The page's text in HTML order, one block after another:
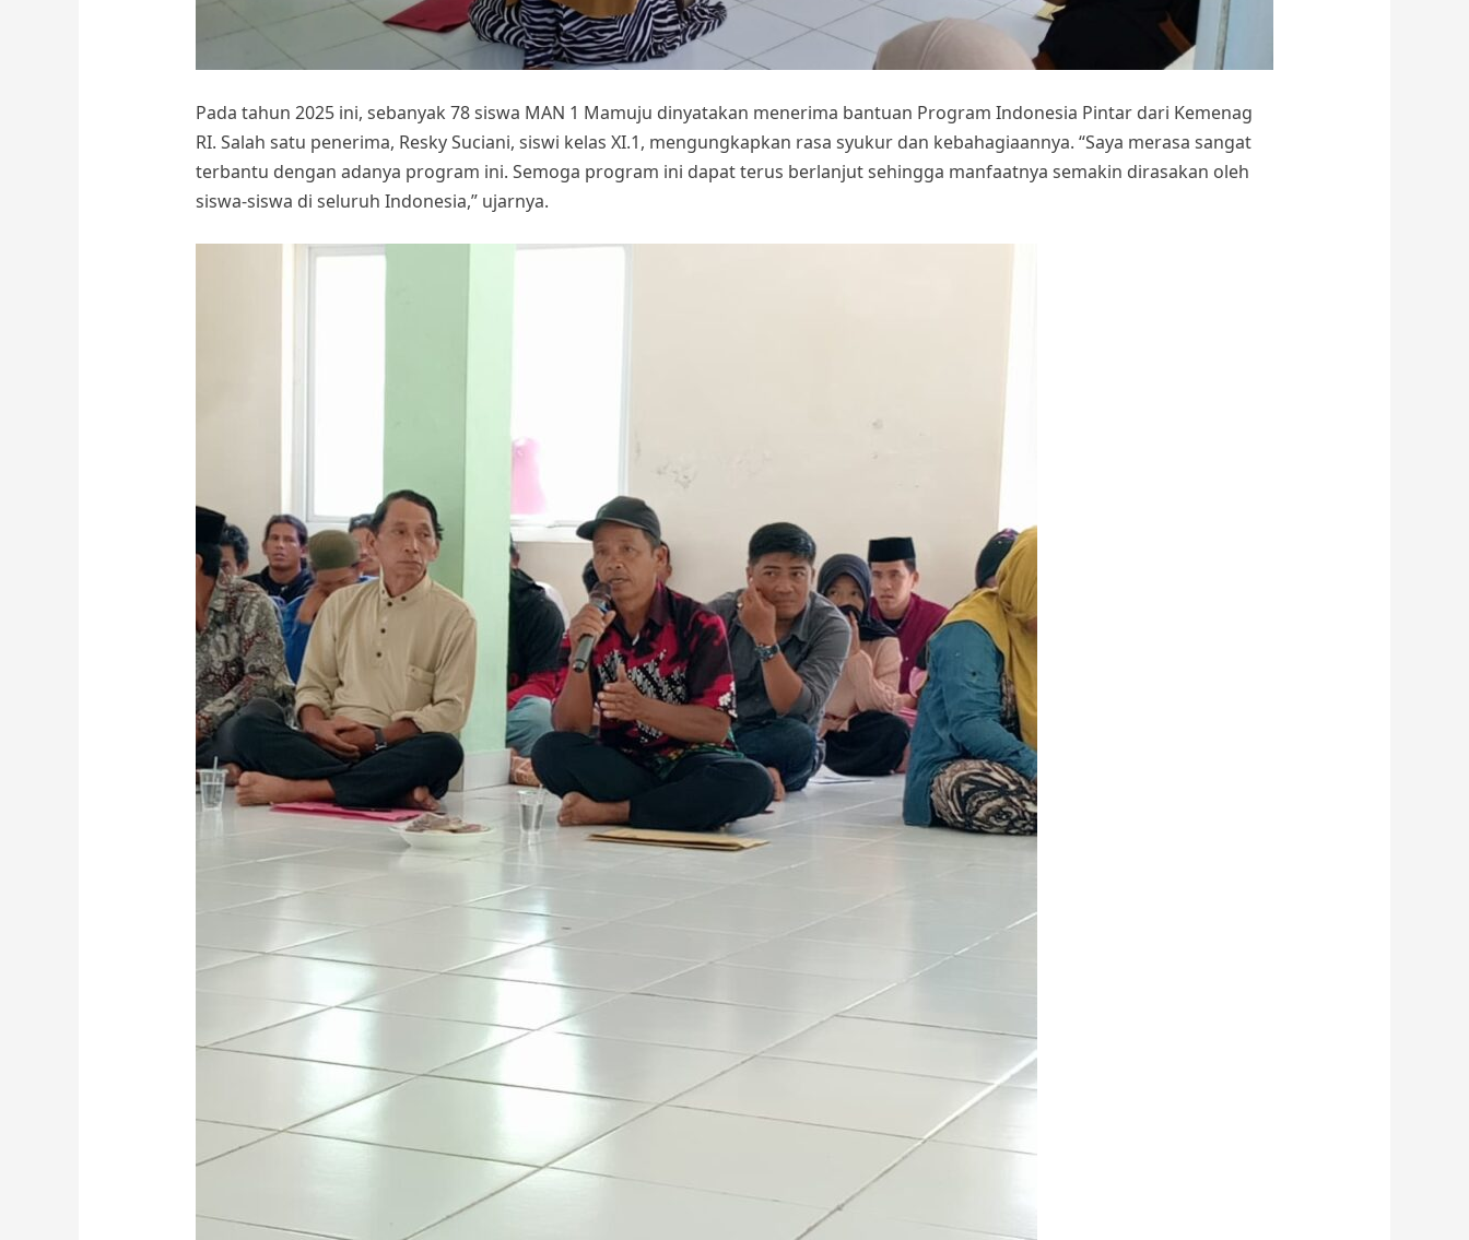
Pada tahun 2025 ini, sebanyak 78 siswa MAN 1 Mamuju dinyatakan menerima bantuan Program Indonesia Pintar dari Kemenag
RI. Salah satu penerima, Resky Suciani, siswi kelas XI.1, mengungkapkan rasa syukur dan kebahagiaannya. “Saya merasa sangat
terbantu dengan adanya program ini. Semoga program ini dapat terus berlanjut sehingga manfaatnya semakin dirasakan oleh
siswa-siswa di seluruh Indonesia,” ujarnya.